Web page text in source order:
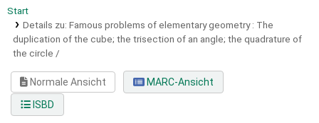
Start
Details zu: Famous problems of elementary geometry : The
duplication of the cube; the trisection of an angle; the quadrature of
the circle /
Normale Ansicht
MARC-Ansicht
ISBD